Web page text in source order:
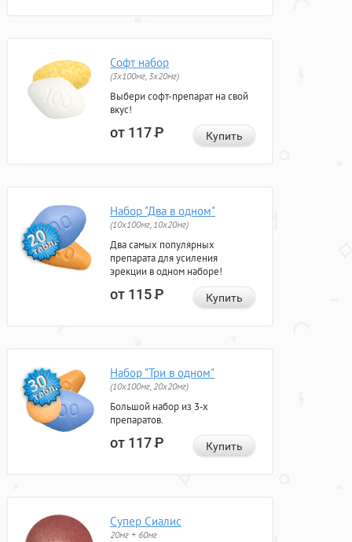
Софт набор
(3x100мг, 3x20мг)
Выбери софт-препарат на свой
вкус!
от 117Р Купить
Набор "Два в одном"
(10x100мг, 10x20мг)
Два самых популярных
препарата для усиления
эрекции в одном наборе!
от 115Р Купить
Набор "Три в одном"
(10x100мг, 20x20мг)
Большой набор из 3-х
препаратов.
от 117Р Купить
Супер Сиалис
20мг + 60мг